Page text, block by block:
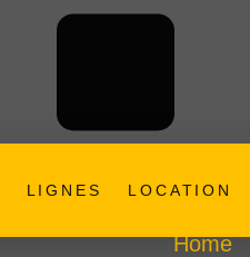
LIGNES LOCATION
Home